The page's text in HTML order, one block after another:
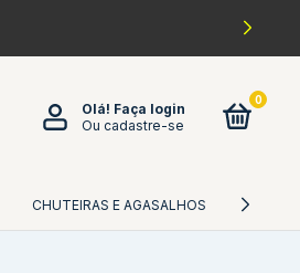
Olá! Faça login
Ou cadastre-se
0
CHUTEIRAS E AGASALHOS